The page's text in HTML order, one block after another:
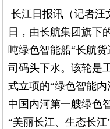
长江日报讯（记者汪
日，由长航集团旗下
吨绿色智能船“长航
司码头下水。该轮是
式立项的“绿色智能
中国内河第一艘绿色
“美丽长江、生态长